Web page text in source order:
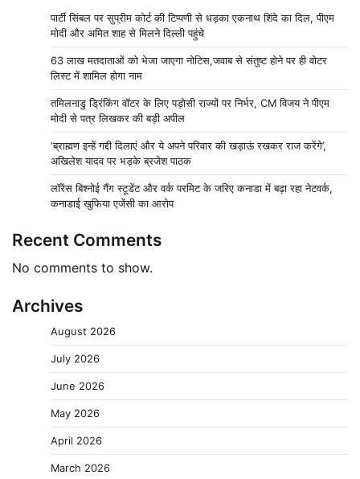
पार्टी सिंबल पर सुप्रीम कोर्ट की टिप्पणी से धड़का एकनाथ शिंदे का दिल, पीएम
मोदी और अमित शाह से मिलने दिल्ली पहुंचे
63 लाख मतदाताओं को भेजा जाएगा नोटिस,जवाब से संतुष्ट होने पर ही वोटर
लिस्ट में शामिल होगा नाम
तमिलनाडु ड्रिंकिंग वॉटर के लिए पड़ोसी राज्यों पर निर्भर, CM विजय ने पीएम
मोदी से पत्र लिखकर की बड़ी अपील
‘ब्राह्मण इन्हें गद्दी दिलाएं और ये अपने परिवार की खड़ाऊं रखकर राज करेंगे’,
अखिलेश यादव पर भड़के ब्रजेश पाठक
लॉरेंस बिश्नोई गैंग स्टूडेंट और वर्क परमिट के जरिए कनाडा में बढ़ा रहा नेटवर्क,
कनाडाई खुफिया एजेंसी का आरोप
Recent Comments
No comments to show.
Archives
August 2026
July 2026
June 2026
May 2026
April 2026
March 2026